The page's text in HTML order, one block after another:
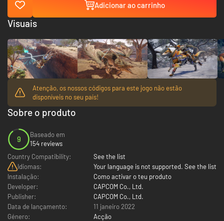
Adicionar ao carrinho
Atenção, os nossos códigos para este jogo não estão
disponíveis no seu país!
Sobre o produto
9
Baseado em
154 reviews
Country Compatibility:
See the list
Idiomas:
Your language is not supported. See the list
Instalação:
Como activar o teu produto
Developer:
CAPCOM Co., Ltd.
Publisher:
CAPCOM Co., Ltd.
Data de lançamento:
11 janeiro 2022
Género:
Acção
Visuais